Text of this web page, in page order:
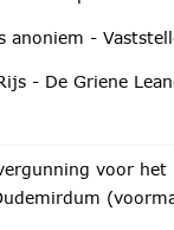
anoniem -
- De Griene
voor